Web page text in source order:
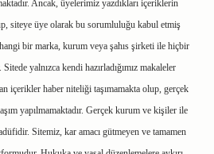
Ancak, üyelerimiz yazdıkları içeriklerin
siteye üye olarak bu sorumluluğu kabul etmiş
bir marka, kurum veya şahıs şirketi ile hiçbir
yalnızca kendi hazırladığımız makaleler
içerikler haber niteliği taşımamakta olup, gerçek
yapılmamaktadır. Gerçek kurum ve kişiler ile
Sitemiz, kar amacı gütmeyen ve tamamen